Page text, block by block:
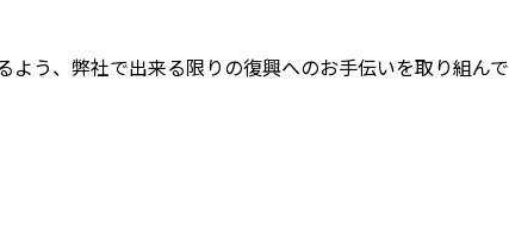
う、弊社で出来る限りの復興へのお手伝いを取り組んで